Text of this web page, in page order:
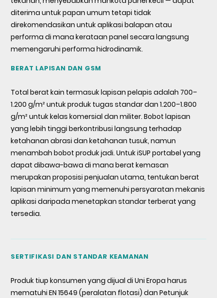
diterima untuk papan umum tetapi tidak
direkomendasikan untuk aplikasi balapan atau
performa di mana kerataan panel secara langsung
memengaruhi performa hidrodinamik.
BERAT LAPISAN DAN GSM
Total berat kain termasuk lapisan pelapis adalah 700–
1.200 g/m² untuk produk tugas standar dan 1.200–1.800
g/m² untuk kelas komersial dan militer. Bobot lapisan
yang lebih tinggi berkontribusi langsung terhadap
ketahanan abrasi dan ketahanan tusuk, namun
menambah bobot produk jadi. Untuk iSUP portabel yang
dapat dibawa-bawa di mana berat kemasan
merupakan proposisi penjualan utama, tentukan berat
lapisan minimum yang memenuhi persyaratan mekanis
aplikasi daripada menetapkan standar terberat yang
tersedia.
SERTIFIKASI DAN STANDAR KEAMANAN
Produk tiup konsumen yang dijual di Uni Eropa harus
mematuhi EN 15649 (peralatan flotasi) dan Petunjuk